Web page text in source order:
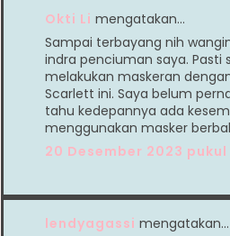
Okti Li mengatakan…
Sampai terbayang nih
indra penciuman saya. Pasti
melakukan maskeran
Scarlett ini. Saya belum
tahu kedepannya ada
menggunakan masker
20 Desember 2023 pukul
lendyagassi mengatakan…